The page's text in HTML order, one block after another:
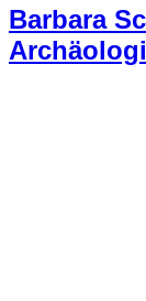
Denkmalschutz
Barbara